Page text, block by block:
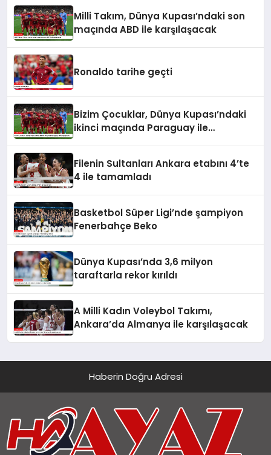
Milli Takım, Dünya Kupası’ndaki son
maçında ABD ile karşılaşacak
Ronaldo tarihe geçti
Bizim Çocuklar, Dünya Kupası’ndaki
ikinci maçında Paraguay ile
Filenin Sultanları Ankara etabını 4’te
4 ile tamamladı
Basketbol Süper Ligi’nde şampiyon
Fenerbahçe Beko
Dünya Kupası’nda 3,6 milyon
taraftarla rekor kırıldı
A Milli Kadın Voleybol Takımı,
Ankara’da Almanya ile karşılaşacak
Haberin Doğru Adresi